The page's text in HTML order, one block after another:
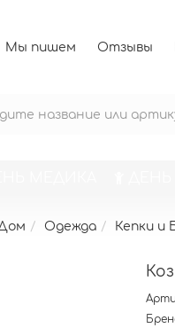
Мы пишем Отзывы
Одежда Кепки и